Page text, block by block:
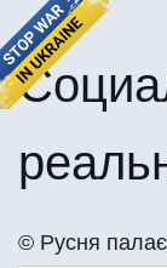
©️ Русня палає